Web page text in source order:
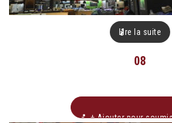
Lire la suite
08
+ Ajouter pour